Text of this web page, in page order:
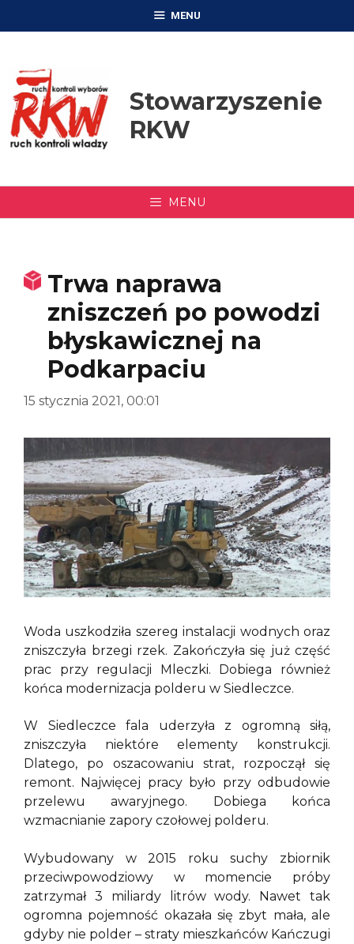
MENU
Stowarzyszenie
RKW
MENU
Trwa naprawa
zniszczeń po powodzi
błyskawicznej na
Podkarpaciu
15 stycznia 2021, 00:01
Woda uszkodziła szereg instalacji wodnych oraz
zniszczyła brzegi rzek. Zakończyła się już część
prac przy regulacji Mleczki. Dobiega również
końca modernizacja polderu w Siedleczce.
W Siedleczce fala uderzyła z ogromną siłą,
zniszczyła niektóre elementy konstrukcji.
Dlatego, po oszacowaniu strat, rozpoczął się
remont. Najwięcej pracy było przy odbudowie
przelewu awaryjnego. Dobiega końca
wzmacnianie zapory czołowej polderu.
Wybudowany w 2015 roku suchy zbiornik
przeciwpowodziowy w momencie próby
zatrzymał 3 miliardy litrów wody. Nawet tak
ogromna pojemność okazała się zbyt mała, ale
gdyby nie polder – straty mieszkańców Kańczugi